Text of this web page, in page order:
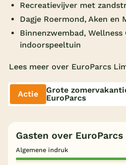
Alle
Keuzehulp
Nederland
Veluwe
Limburg
Duitsland
Recreatievijver met
Dagje Roermond, Aken en
Binnenzwembad, Wellness
indoorspeeltuin
Lees meer over EuroParcs
Actie
Grote
EuroParcs
Gasten over
Algemene indruk